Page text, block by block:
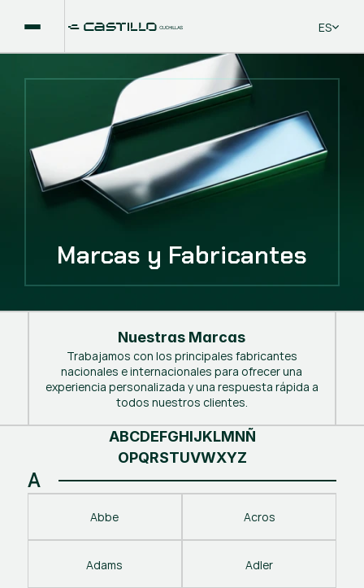
Select
ES
Nuestras Marcas
Trabajamos con los principales fabricantes
nacionales e internacionales para ofrecer una
experiencia personalizada y una respuesta rápida a
todos nuestros clientes.
A
Abbe Acros
Adams Adler
ABCDEFGHIJKLMNÑ
OPQRSTUVWXYZ
Marcas y Fabricantes